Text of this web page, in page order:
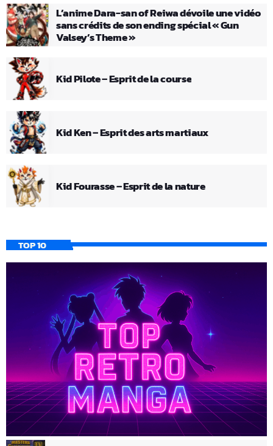
L’anime Dara-san of Reiwa dévoile une vidéo
sans crédits de son ending spécial « Gun
Valsey’s Theme »
Kid Pilote – Esprit de la course
Kid Ken – Esprit des arts martiaux
Kid Fourasse – Esprit de la nature
TOP 10